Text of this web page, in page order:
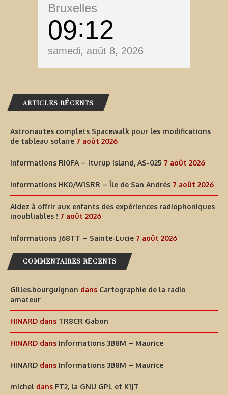
Bruxelles
09 12
samedi, août 8, 2026
ARTICLES RÉCENTS
Astronautes complets Spacewalk pour les modifications
de tableau solaire 7 août 2026
Informations RI0FA – Iturup Island, AS-025 7 août 2026
Informations HK0/W1SRR – Île de San Andrés 7 août 2026
Aidez à offrir aux enfants des expériences radiophoniques
inoubliables ! 7 août 2026
Informations J68TT – Sainte-Lucie 7 août 2026
COMMENTAIRES RÉCENTS
Gilles.bourguignon dans Cartographie de la radio
amateur
HINARD dans TR8CR Gabon
HINARD dans Informations 3B8M – Maurice
HINARD dans Informations 3B8M – Maurice
michel dans FT2, la GNU GPL et K1JT